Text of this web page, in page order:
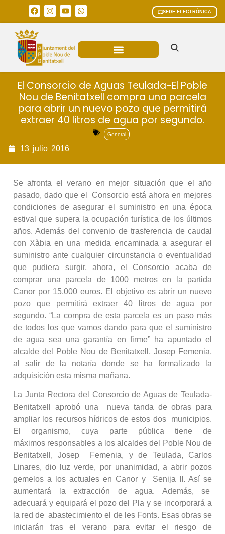
SEDE ELECTRÓNICA
El Consorcio de Aguas Teulada-El Poble
Nou de Benitatxell compra una parcela
para abrir un nuevo pozo que permitirá
extraer 40 litros de agua por segundo.
General
13 julio 2016
Se afronta el verano en mejor situación que el año
pasado, dado que el Consorcio está ahora en mejores
condiciones de asegurar el suministro en una época
estival que supera la ocupación turística de los últimos
años. Además del convenio de trasferencia de caudal
con Xàbia en una medida encaminada a asegurar el
suministro ante cualquier circunstancia o eventualidad
que pudiera surgir, ahora, el Consorcio acaba de
comprar una parcela de 1000 metros en la partida
Canor por 15.000 euros. El objetivo es abrir un nuevo
pozo que permitirá extraer 40 litros de agua por
segundo. “La compra de esta parcela es un paso más
de todos los que vamos dando para que el suministro
de agua sea una garantía en firme” ha apuntado el
alcalde del Poble Nou de Benitatxell, Josep Femenia,
al salir de la notaría donde se ha formalizado la
adquisición esta misma mañana.
La Junta Rectora del Consorcio de Aguas de Teulada-
Benitatxell aprobó una nueva tanda de obras para
ampliar los recursos hídricos de estos dos municipios.
El organismo, cuya parte pública tiene de
máximos responsables a los alcaldes del Poble Nou de
Benitatxell, Josep Femenia, y de Teulada, Carlos
Linares, dio luz verde, por unanimidad, a abrir pozos
gemelos a los actuales en Canor y Senija II. Así se
aumentará la extracción de agua. Además, se
adecuará y equipará el pozo del Pla y se incorporará a
la red de abastecimiento el de les Fonts. Esas obras se
iniciarán tras el verano para evitar el riesgo de